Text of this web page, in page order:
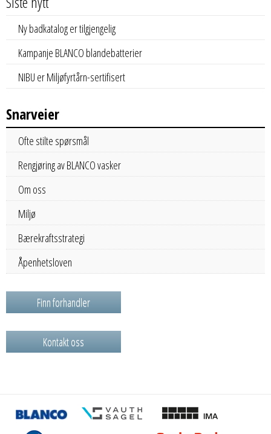
Ny badkatalog er tilgjengelig
Kampanje BLANCO blandebatterier
NIBU er Miljøfyrtårn-sertifisert
Snarveier
Ofte stilte spørsmål
Rengjøring av BLANCO vasker
Om oss
Miljø
Bærekraftsstrategi
Åpenhetsloven
Finn forhandler
Kontakt oss